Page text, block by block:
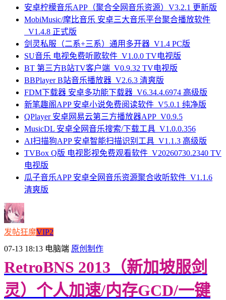
安卓柠檬音乐APP（聚合全网音乐资源）V3.2.1 更新版
MobiMusic/摩比音乐 安卓三大音乐平台聚合播放软件
_V1.4.8 正式版
剑灵私服（二系+三系）通用多开器_V1.4 PC版
SU音乐 电视免费听歌软件_V1.0.0 TV电视版
BT 第三方B站TV客户端_V0.9.32 TV电视版
BBPlayer B站音乐播放器_V2.6.3 清爽版
FDM下载器 安卓多功能下载器_V6.34.4.6974 高级版
新笔趣阁APP 安卓小说免费阅读软件_V5.0.1 纯净版
QPlayer 安卓网易云第三方播放器APP_V0.9.5
MusicDL 安卓全网音乐搜索/下载工具_V1.0.0.356
AI扫描狗APP 安卓智能扫描识别工具_V1.1.3 高级版
TVBox Q版 电视影视免费观看软件_V20260730.2340 TV
电视版
瓜子音乐APP 安卓全网音乐资源聚合收听软件_V1.1.6
清爽版
发帖狂魔VIP2
07-13 18:13 电脑端 原创制作
RetroBNS 2013（新加坡服剑
灵）个人加速/内存GCD/一键